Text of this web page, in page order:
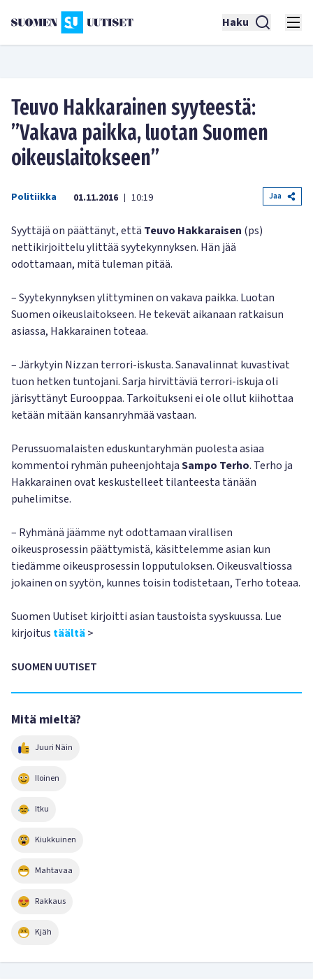
Haku
Teuvo Hakkarainen syyteestä:
”Vakava paikka, luotan Suomen
oikeuslaitokseen”
Politiikka 01.11.2016 | 10:19 Jaa
Syyttäjä on päättänyt, että Teuvo Hakkaraisen (ps)
nettikirjoittelu ylittää syytekynnyksen. Hän jää
odottamaan, mitä tuleman pitää.
– Syytekynnyksen ylittyminen on vakava paikka. Luotan
Suomen oikeuslaitokseen. He tekevät aikanaan ratkaisun
asiassa, Hakkarainen toteaa.
– Järkytyin Nizzan terrori-iskusta. Sanavalinnat kuvastivat
tuon hetken tuntojani. Sarja hirvittäviä terrori-iskuja oli
järisyttänyt Eurooppaa. Tarkoitukseni ei ole ollut kiihottaa
ketään mitään kansanryhmää vastaan.
Perussuomalaisten eduskuntaryhmän puolesta asiaa
kommentoi ryhmän puheenjohtajaSampo Terho. Terho ja
Hakkarainen ovat keskustelleet tilanteesta tänään
puhelimitse.
– Ryhmänä jäämme nyt odottamaan virallisen
oikeusprosessin päättymistä, käsittelemme asian kun
tiedämme oikeusprosessin lopputuloksen. Oikeusvaltiossa
jokainen on syytön, kunnes toisin todistetaan, Terho toteaa.
Suomen Uutiset kirjoitti asian taustoista syyskuussa. Lue
kirjoitus täältä>
SUOMEN UUTISET
Mitä mieltä?
Juuri Näin
Iloinen
Itku
Kiukkuinen
Mahtavaa
Rakkaus
Kjäh